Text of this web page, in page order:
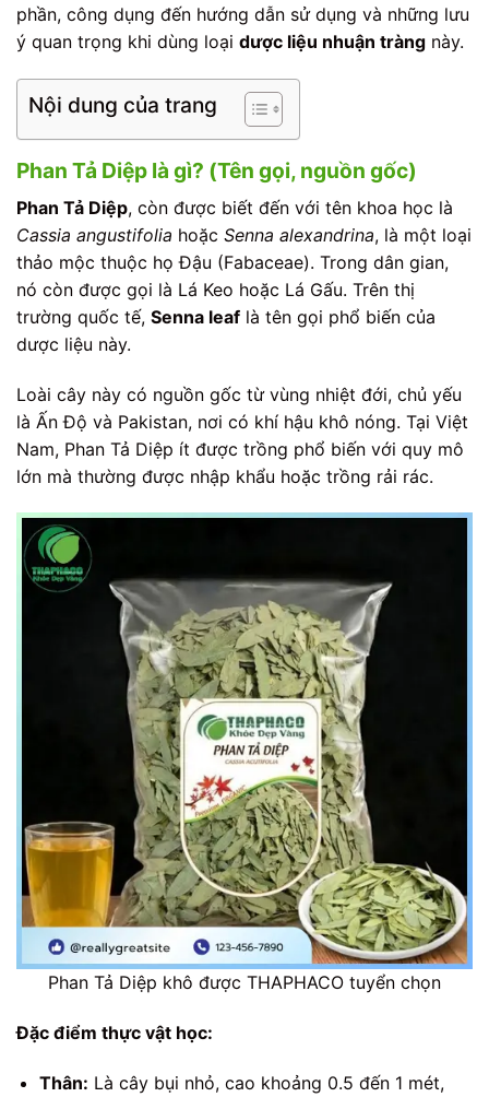
phần, công dụng đến hướng dẫn sử dụng và những lưu
ý quan trọng khi dùng loại dược liệu nhuận tràng này.
Nội dung của trang
Phan Tả Diệp là gì? (Tên gọi, nguồn gốc)
Phan Tả Diệp, còn được biết đến với tên khoa học là
Cassia angustifolia hoặc Senna alexandrina, là một loại
thảo mộc thuộc họ Đậu (Fabaceae). Trong dân gian,
nó còn được gọi là Lá Keo hoặc Lá Gấu. Trên thị
trường quốc tế, Senna leaf là tên gọi phổ biến của
dược liệu này.
Loài cây này có nguồn gốc từ vùng nhiệt đới, chủ yếu
là Ấn Độ và Pakistan, nơi có khí hậu khô nóng. Tại Việt
Nam, Phan Tả Diệp ít được trồng phổ biến với quy mô
lớn mà thường được nhập khẩu hoặc trồng rải rác.
Phan Tả Diệp khô được THAPHACO tuyển chọn
Đặc điểm thực vật học:
Thân: Là cây bụi nhỏ, cao khoảng 0.5 đến 1 mét,